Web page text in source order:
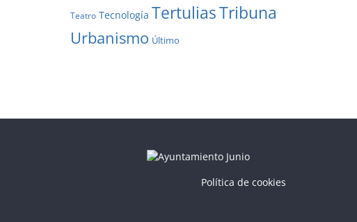
Teatro Tecnología TertuliasTribuna
Urbanismo Último
Política de cookies